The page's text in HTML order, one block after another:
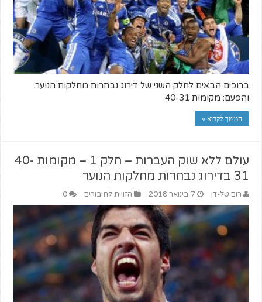
ברוכים הבאים לחלק השני של דירוג נבחרות מחלקות הנוער.
והפעם: מקומות 40-31.
המשך לקרוא »
עולם ללא שוק העברות – חלק 1 – מקומות 40-
31 בדירוג נבחרות מחלקות הנוער
רום טל-דן 7 בינואר 2018 הזווית לחיבורים 0